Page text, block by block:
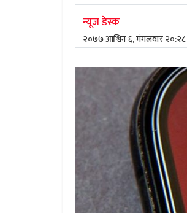
न्यूज डेस्क
२०७७ आश्विन ६, मंगलवार २०:२८